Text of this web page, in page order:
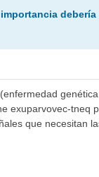
debería
exuparvovec-tneq
que necesitan